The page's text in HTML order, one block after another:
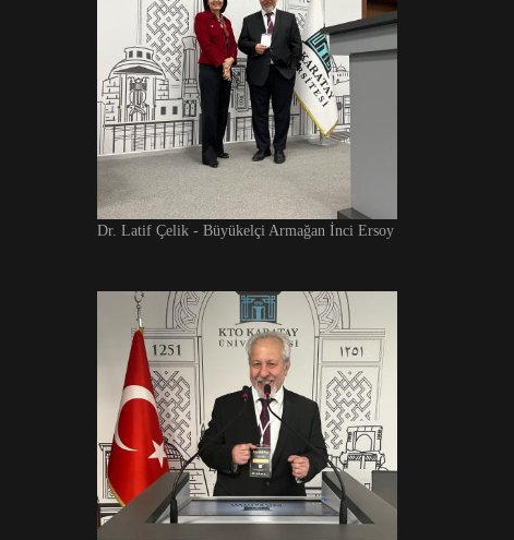
Dr. Latif Çelik - Büyükelçi Armağan İnci Ersoy